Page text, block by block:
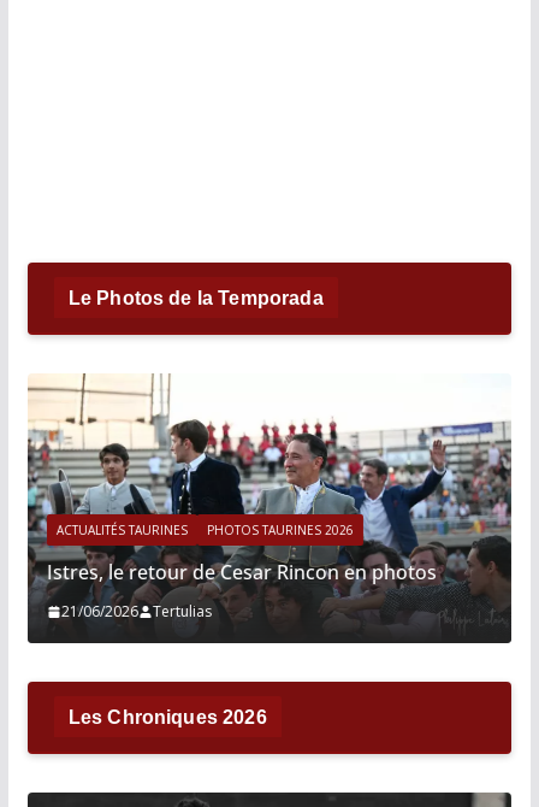
Le Photos de la Temporada
ACTUALITÉS TAURINES PHOTOS TAURINES 2026
Istres, le retour de Cesar Rincon en photos
21/06/2026 Tertulias
Les Chroniques 2026